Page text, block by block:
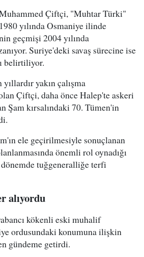
Çiftçi, "Muhtar Türki"
yılında Osmaniye ilinde
geçmişi 2004 yılında
Suriye'deki savaş sürecine ise
belirtiliyor.
yakın çalışma
Çiftçi, daha önce Halep'te askeri
Şam kırsalındaki 70. Tümen'in
ele geçirilmesiyle sonuçlanan
önemli rol oynadığı
tuğgeneralliğe terfi
alıyordu
kökenli eski muhalif
ordusundaki konumuna ilişkin
gündeme getirdi.